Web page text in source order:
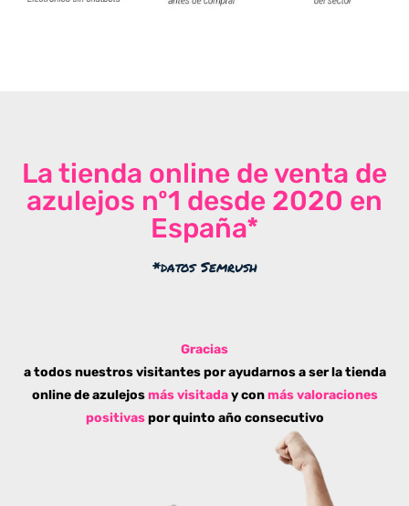
La tienda online de venta de
azulejos nº1 desde 2020 en
España*
*datos Semrush
Gracias
a todos nuestros visitantes por ayudarnos a ser la tienda
online de azulejos más visitaday conmás valoraciones
positivaspor quinto año consecutivo